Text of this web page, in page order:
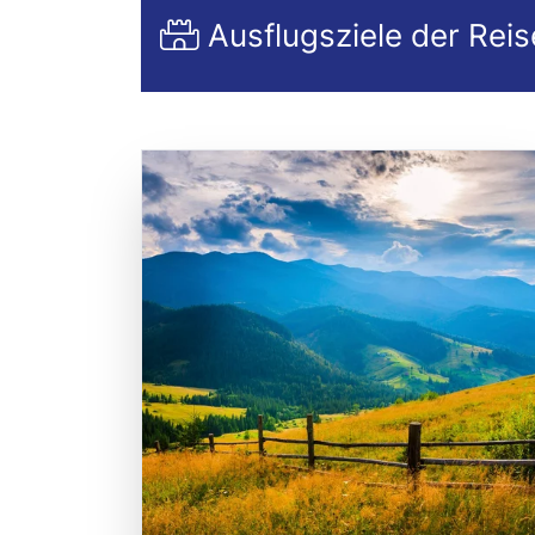
Ausflugsziele der